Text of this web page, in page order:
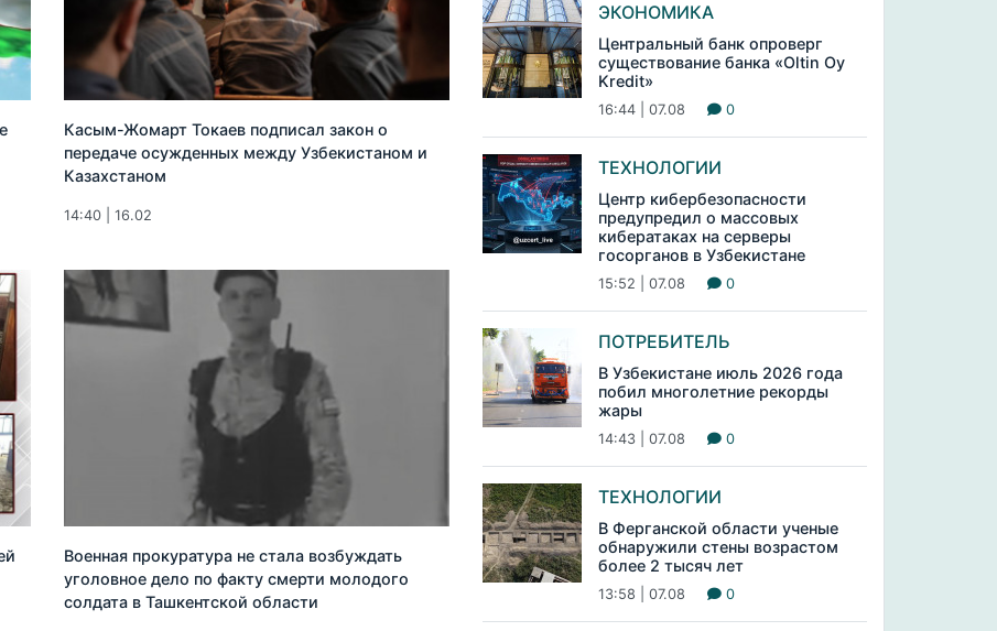
Касым-Жомарт Токаев подписал закон о
передаче осужденных между Узбекистаном и
Казахстаном
14:40 | 16.02
Военная прокуратура не стала возбуждать
уголовное дело по факту смерти молодого
солдата в Ташкентской области
ЭКОНОМИКА
Центральный банк опроверг
существование банка «Oltin Oy
Kredit»
16:44 | 07.08 0
ТЕХНОЛОГИИ
Центр кибербезопасности
предупредил о массовых
кибератаках на серверы
госорганов в Узбекистане
15:52 | 07.08 0
ПОТРЕБИТЕЛЬ
В Узбекистане июль 2026 года
побил многолетние рекорды
жары
14:43 | 07.08 0
ТЕХНОЛОГИИ
В Ферганской области ученые
обнаружили стены возрастом
более 2 тысяч лет
13:58 | 07.08 0